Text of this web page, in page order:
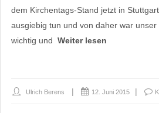
dem Kirchentags-Stand jetzt in
ausgiebig tun und von daher war unser
wichtig und Weiter lesen
Ulrich Berens 12. Juni 2015